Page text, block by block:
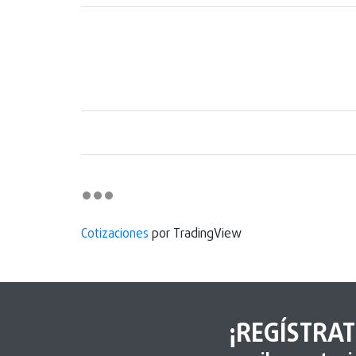
Cotizaciones por TradingView